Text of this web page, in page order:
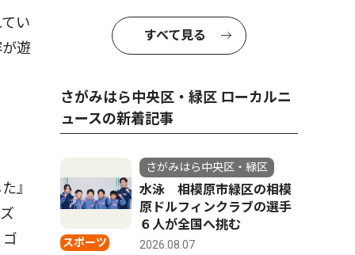
い
遊
』
すべて見る
さがみはら中央区・緑区 ローカルニ
ュースの新着記事
スポーツ
さがみはら中央区・緑区
水泳 相模原市緑区の相模
原ドルフィンクラブの選手
６人が全国へ挑む
2026.08.07